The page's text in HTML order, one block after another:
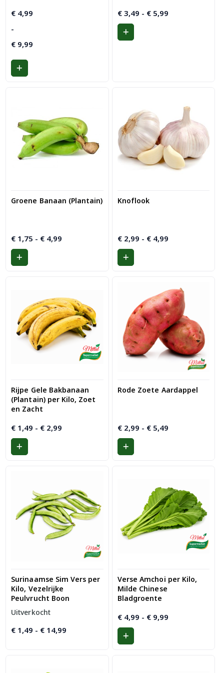
€ 4,99
-
€ 9,99
Prijsklasse:
tot
€ 9,99
€3,49 - €5,99Prijsklasse:
Groene Banaan (Plantain)
€ 1,75 - € 4,99
Knoflook
€2,99 - €4,99Prijsklasse:
Rijpe Gele Bakbanaan
(Plantain) per Kilo, Zoet
en Zacht
€ 1,49 - € 2,99
Rode Zoete Aardappel
€2,99 - €5,49Prijsklasse:
Surinaamse Sim Vers per
Kilo, Vezelrijke
Peulvrucht Boon
Uitverkocht
€ 1,49 - € 14,99
Verse Amchoi per Kilo,
Milde Chinese
Bladgroente
€4,99 - €9,99Prijsklasse: